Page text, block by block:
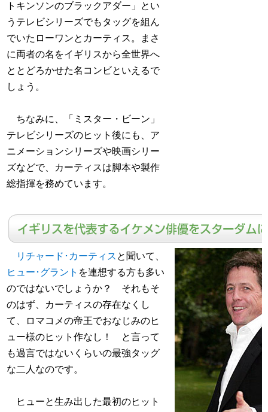
トキンソンのブラックアダー」とい
うテレビシリーズでもタッグを組ん
でいたローワンとカーティス。まさ
に両者の名をイギリスから全世界へ
ととどろかせた名コンビといえるで
しょう。
ちなみに、「ミスター・ビーン」
テレビシリーズのヒット後にも、ア
ニメーションシリーズや映画シリー
ズなどで、カーティスは脚本や製作
総指揮を務めています。
リチャード･カーティス と聞いて、
ヒュー･グラント を連想する方も多い
のではないでしょうか？ それもそ
のはず、カーティスの存在なくし
て、ロマコメの帝王でおなじみのヒ
ュー様のヒット作なし！ と言って
も過言ではないくらいの最強タッグ
な二人なのです。
ヒューと生み出した最初のヒット